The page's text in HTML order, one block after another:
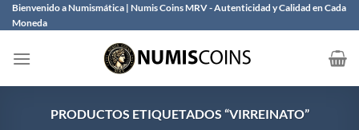
Saltar
al
Bienvenido a Numismática | Numis Coins MRV - Autenticidad y Calidad en Cada
Moneda
PRODUCTOS ETIQUETADOS “VIRREINATO”